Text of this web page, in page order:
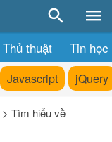
Thủ thuật Tin học
Javascript jQuery
> Tìm hiểu về